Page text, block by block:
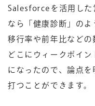
Salesforceを活用した
なら「健康診断」の
移行率や前年比など
どこにウィークポイ
になったので、論点
打つことができます。